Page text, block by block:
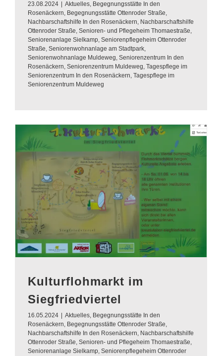
23.08.2024 Aktuelles, Begegnungsstätte In den
Rosenäckern, Begegnungsstätte Ottenroder Straße,
Nachbarschaftshilfe In den Rosenäckern, Nachbarschaftshilfe
Ottenroder Straße, Senioren- und Pflegeheim Thomaestraße,
Seniorenanlage Sielkamp, Seniorenpflegeheim Ottenroder
Straße, Seniorenwohnanlage am Stadtpark,
Seniorenwohnanlage Muldeweg, Seniorenzentrum In den
Rosenäckern, Seniorenzentrum Muldeweg, Tagespflege im
Seniorenzentrum In den Rosenäckern, Tagespflege im
Seniorenzentrum Muldeweg
Kulturflohmarkt im
Siegfriedviertel
16.05.2024 Aktuelles, Begegnungsstätte In den
Rosenäckern, Begegnungsstätte Ottenroder Straße,
Nachbarschaftshilfe In den Rosenäckern, Nachbarschaftshilfe
Ottenroder Straße, Senioren- und Pflegeheim Thomaestraße,
Seniorenanlage Sielkamp, Seniorenpflegeheim Ottenroder